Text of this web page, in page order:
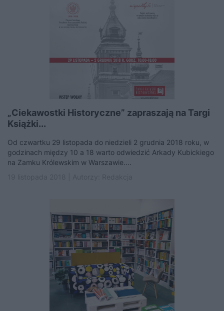
„Ciekawostki Historyczne” zapraszają na Targi
Książki...
Od czwartku 29 listopada do niedzieli 2 grudnia 2018 roku, w
godzinach między 10 a 18 warto odwiedzić Arkady Kubickiego
na Zamku Królewskim w Warszawie....